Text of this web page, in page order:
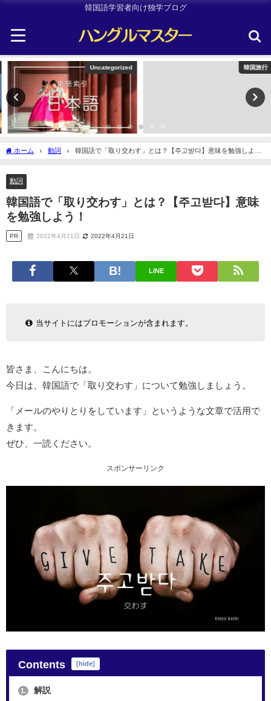
韓国語学習者向け独学ブログ
Uncategorized 韓国旅行
ホーム 動詞
韓国語で「取り交わす」とは？【주고받다】意味を勉強しよ
う！
動詞
韓国語で「取り交わす」とは？【주고받다】意味
を勉強しよう！
PR 2022年4月21日 2022年4月21日
LINE
当サイトにはプロモーションが含まれます。
皆さま、こんにちは。
今日は、韓国語で「取り交わす」について勉強しましょう。
「メールのやりとりをしています」というような文章で活用で
きます。
ぜひ、一読ください。
スポンサーリンク
Contents [hide]
1. 解説